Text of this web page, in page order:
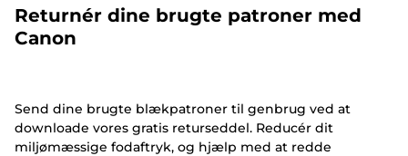
Returnér dine brugte patroner med
Canon
Send dine brugte blækpatroner til genbrug ved at
downloade vores gratis returseddel. Reducér dit
miljømæssige fodaftryk, og hjælp med at redde